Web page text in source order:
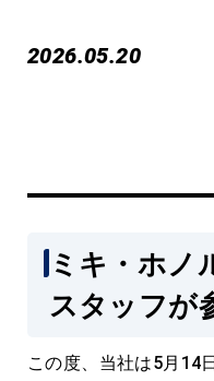
2026.05.20
【レポート
内ミキ・ホノ
スタッフが
この度、当社は5月14